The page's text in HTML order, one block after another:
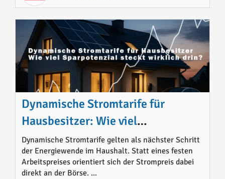
Dynamische Stromtarife für
Hausbesitzer: Wie viel
Sparpotenzial steckt wirklich drin?
Dynamische Stromtarife gelten als nächster Schritt
der Energiewende im Haushalt. Statt eines festen
Arbeitspreises orientiert sich der Strompreis dabei
direkt an der Börse. ...